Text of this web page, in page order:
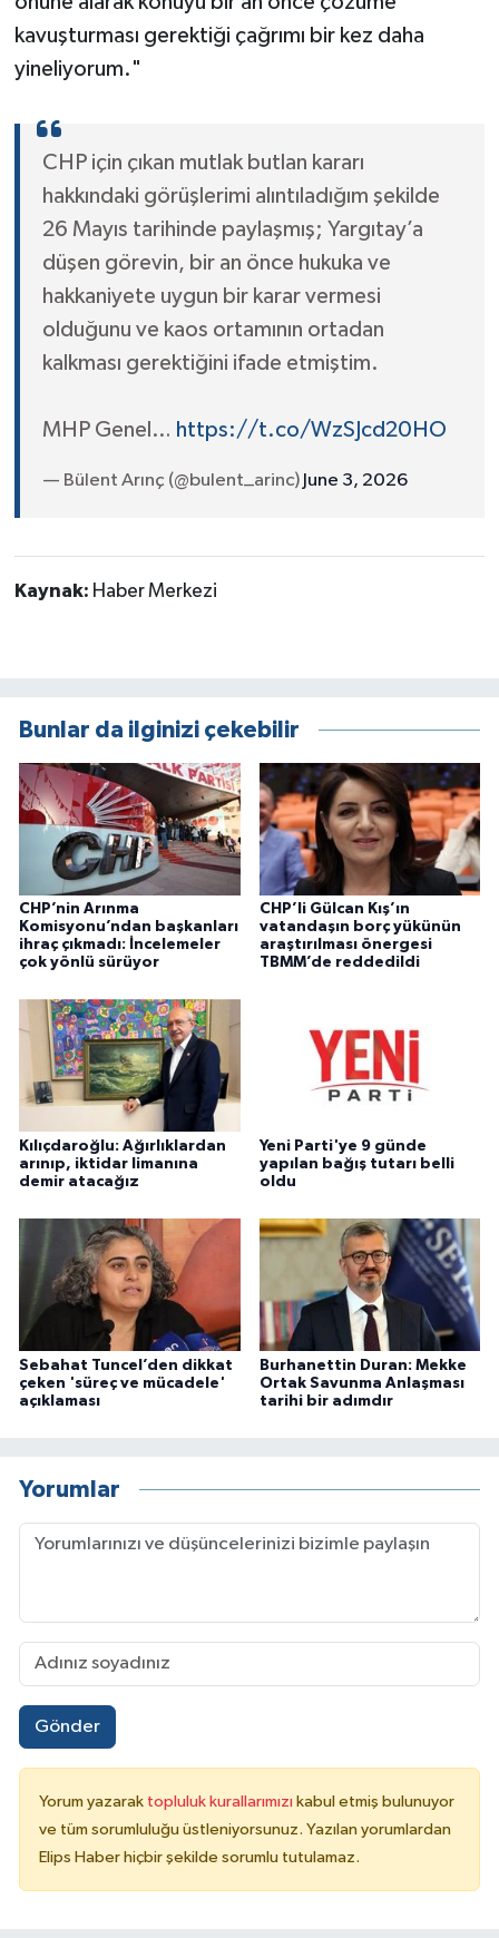
kavuşturması gerektiği çağrımı bir kez daha
yineliyorum."
CHP için çıkan mutlak butlan kararı
hakkındaki görüşlerimi alıntıladığım şekilde
26 Mayıs tarihinde paylaşmış; Yargıtay’a
düşen görevin, bir an önce hukuka ve
hakkaniyete uygun bir karar vermesi
olduğunu ve kaos ortamının ortadan
kalkması gerektiğini ifade etmiştim.
MHP Genel… https://t.co/WzSJcd20HO
— Bülent Arınç (@bulent_arinc) June 3, 2026
Kaynak: Haber Merkezi
Bunlar da ilginizi çekebilir
CHP’nin Arınma
Komisyonu’ndan başkanları
ihraç çıkmadı: İncelemeler
çok yönlü sürüyor
CHP’li Gülcan Kış’ın
vatandaşın borç yükünün
araştırılması önergesi
TBMM’de reddedildi
Kılıçdaroğlu: Ağırlıklardan
arınıp, iktidar limanına
demir atacağız
Yeni Parti'ye 9 günde
yapılan bağış tutarı belli
oldu
Sebahat Tuncel’den dikkat
çeken 'süreç ve mücadele'
açıklaması
Burhanettin Duran: Mekke
Ortak Savunma Anlaşması
tarihi bir adımdır
Yorumlar
Gönder
Yorum yazarak topluluk kurallarımızı kabul etmiş bulunuyor
ve tüm sorumluluğu üstleniyorsunuz. Yazılan yorumlardan
Elips Haber hiçbir şekilde sorumlu tutulamaz.